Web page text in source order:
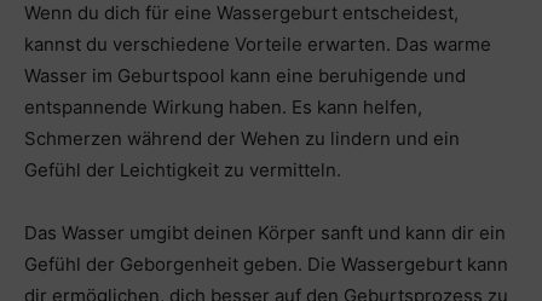
Wenn du dich für eine Wassergeburt entscheidest,
kannst du verschiedene Vorteile erwarten. Das warme
Wasser im Geburtspool kann eine beruhigende und
entspannende Wirkung haben. Es kann helfen,
Schmerzen während der Wehen zu lindern und ein
Gefühl der Leichtigkeit zu vermitteln.
Das Wasser umgibt deinen Körper sanft und kann dir ein
Gefühl der Geborgenheit geben. Die Wassergeburt kann
dir ermöglichen, dich besser auf den Geburtsprozess zu